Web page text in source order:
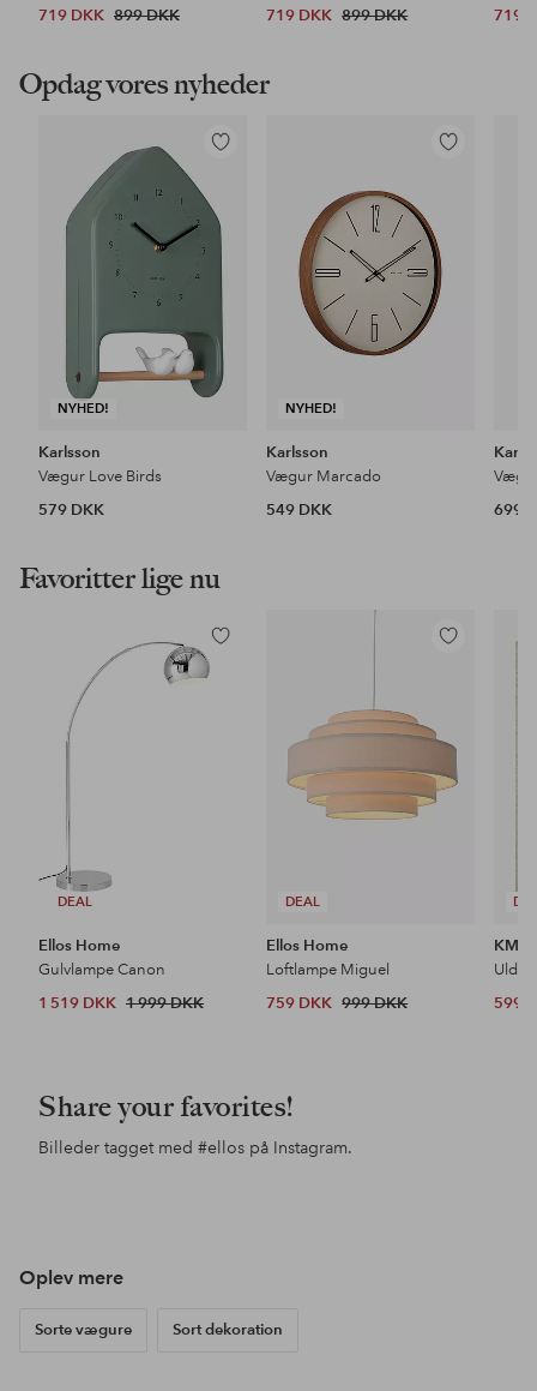
719 DKK 899 DKK 719 DKK 899 DKK 719
Opdag vores nyheder
NYHED!
Tilføj
favoritter
Karlsson
Vægur Love Birds
579 DKK
NYHED!
Tilføj
Karlsson
Vægur Marcado
549 DKK
699
Favoritter lige nu
DEAL
Tilføj
til
Ellos Home
Gulvlampe Canon
1 519 DKK 1 999 DKK
DEAL
Tilføj
Ellos Home
Loftlampe Miguel
759 DKK 999 DKK
KM
599
Share your favorites!
Billeder tagget med #ellos på Instagram.
Oplev mere
Sorte vægure Sort dekoration